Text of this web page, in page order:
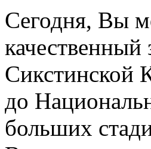
Сегодня, Вы
Сикстинской
до
больших